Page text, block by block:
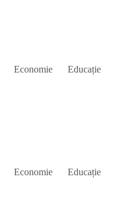
Economie Educație
Economie Educație